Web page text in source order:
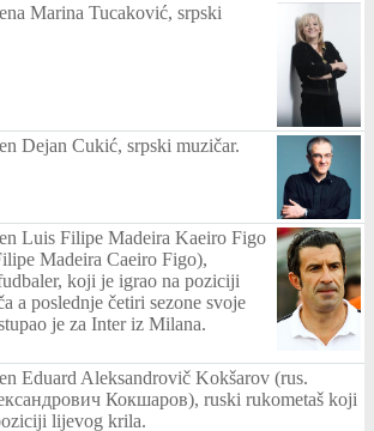
Marina Tucaković, srpski
Dejan Cukić, srpski muzičar.
Luis Filipe Madeira Kaeiro Figo
Madeira Caeiro Figo),
koji je igrao na poziciji
a poslednje četiri sezone svoje
je za Inter iz Milana.
Eduard Aleksandrovič Kokšarov (rus.
Кокшаров), ruski rukometaš koji
lijevog krila.